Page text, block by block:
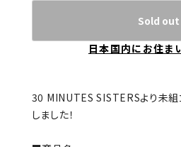
Sold out
日本国内にお住ま
30 MINUTES SISTERSより未
しました！